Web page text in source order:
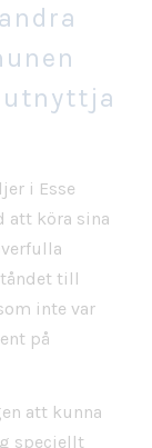
i Esse
att köra sina
till
inte var
på
att kunna
speciellt